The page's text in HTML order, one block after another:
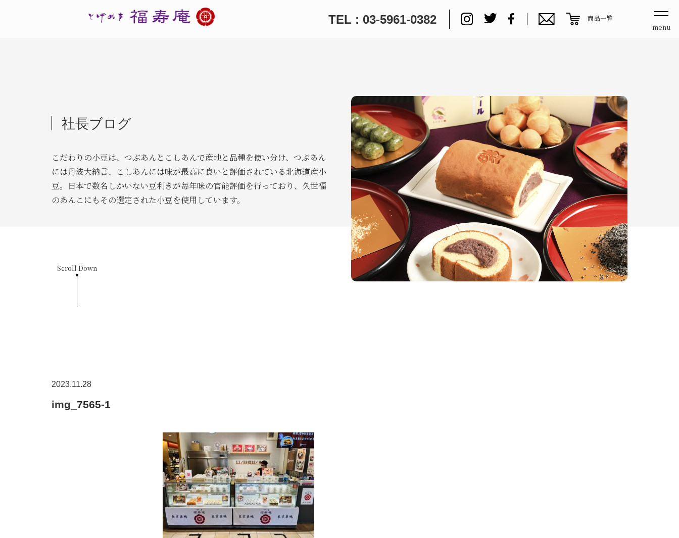
TEL : 03-5961-0382 商品一覧
menu
社長ブログ
こだわりの小豆は、つぶあんとこしあんで産地と品種を使い分け、つぶあん
には丹波大納言、こしあんには味が最高に良いと評価されている北海道産小
豆。日本で数名しかいない豆利きが毎年味の官能評価を行っており、久世福
のあんこにもその選定された小豆を使用しています。
Scroll Down
2023.11.28
img_7565-1